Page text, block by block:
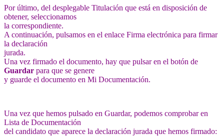
Por último, del desplegable Titulación que está en disposición de
obtener, seleccionamos
la correspondiente.
A continuación, pulsamos en el enlace Firma electrónica para firmar
la declaración
jurada.
Una vez firmado el documento, hay que pulsar en el botón de
Guardar para que se genere
y guarde el documento en Mi Documentación.
Una vez que hemos pulsado en Guardar, podemos comprobar en
Lista de Documentación
del candidato que aparece la declaración jurada que hemos firmado: